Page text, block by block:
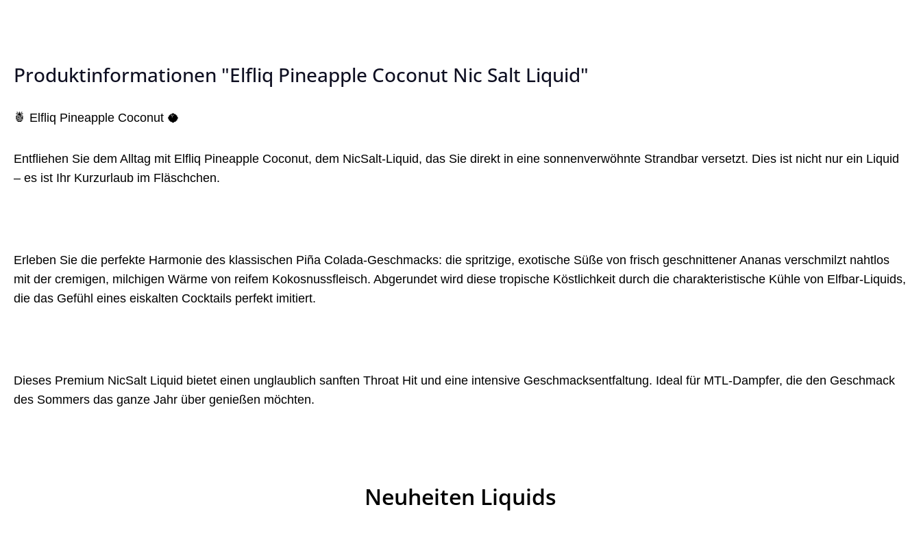
Produktinformationen "Elfliq Pineapple Coconut Nic Salt Liquid"
🍍 Elfliq Pineapple Coconut 🥥
Entfliehen Sie dem Alltag mit Elfliq Pineapple Coconut, dem NicSalt-Liquid, das Sie direkt in eine sonnenverwöhnte Strandbar versetzt. Dies ist nicht nur ein Liquid
– es ist Ihr Kurzurlaub im Fläschchen.
Erleben Sie die perfekte Harmonie des klassischen Piña Colada-Geschmacks: die spritzige, exotische Süße von frisch geschnittener Ananas verschmilzt nahtlos
mit der cremigen, milchigen Wärme von reifem Kokosnussfleisch. Abgerundet wird diese tropische Köstlichkeit durch die charakteristische Kühle von Elfbar-Liquids,
die das Gefühl eines eiskalten Cocktails perfekt imitiert.
Dieses Premium NicSalt Liquid bietet einen unglaublich sanften Throat Hit und eine intensive Geschmacksentfaltung. Ideal für MTL-Dampfer, die den Geschmack
des Sommers das ganze Jahr über genießen möchten.
Neuheiten Liquids